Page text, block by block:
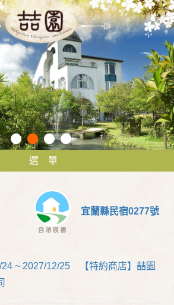
選 單
宜蘭縣民宿0277號
24 ~ 2027/12/25 【特約商店】喆園